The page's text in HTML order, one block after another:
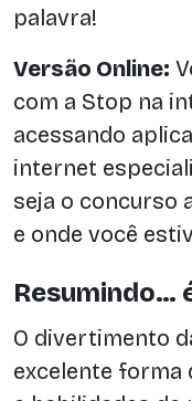
palavra!
Versão Online:
com a Stop na
acessando
internet
seja o concurso
e onde você
Resumindo…
O divertimento
excelente forma